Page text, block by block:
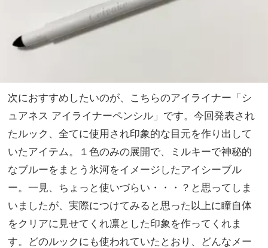
次におすすめしたいのが、こちらのアイライナー「シ
ュアネス アイライナーペンシル」です。今回発表され
たルック、全てに使用され印象的な目元を作り出して
いたアイテム。１色のみの展開で、ミルキーで神秘的
なブルーをまとう氷河をイメージしたアイシーブル
ー。一見、ちょっと使いづらい・・・？と思ってしま
いましたが、実際につけてみると思った以上に瞳自体
をクリアに見せてくれ凛とした印象を作ってくれま
す。どのルックにも使われていたとおり、どんなメー